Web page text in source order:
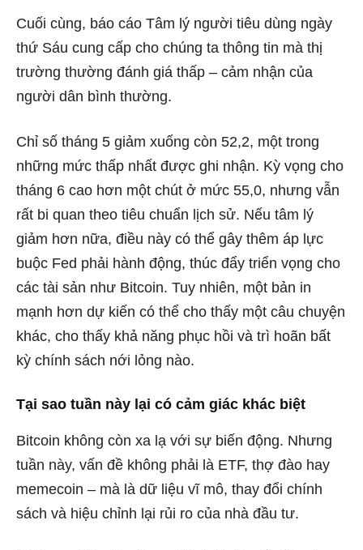
Cuối cùng, báo cáo Tâm lý người tiêu dùng ngày
thứ Sáu cung cấp cho chúng ta thông tin mà thị
trường thường đánh giá thấp – cảm nhận của
người dân bình thường.
Chỉ số tháng 5 giảm xuống còn 52,2, một trong
những mức thấp nhất được ghi nhận. Kỳ vọng cho
tháng 6 cao hơn một chút ở mức 55,0, nhưng vẫn
rất bi quan theo tiêu chuẩn lịch sử. Nếu tâm lý
giảm hơn nữa, điều này có thể gây thêm áp lực
buộc Fed phải hành động, thúc đẩy triển vọng cho
các tài sản như Bitcoin. Tuy nhiên, một bản in
mạnh hơn dự kiến ​​có thể cho thấy một câu chuyện
khác, cho thấy khả năng phục hồi và trì hoãn bất
kỳ chính sách nới lỏng nào.
Tại sao tuần này lại có cảm giác khác biệt
Bitcoin không còn xa lạ với sự biến động. Nhưng
tuần này, vấn đề không phải là ETF, thợ đào hay
memecoin – mà là dữ liệu vĩ mô, thay đổi chính
sách và hiệu chỉnh lại rủi ro của nhà đầu tư.